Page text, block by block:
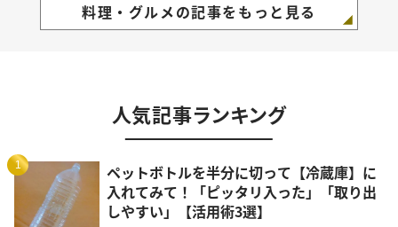
料理・グルメの記事をもっと見る
人気記事ランキング
1
ペットボトルを半分に切って【冷蔵庫】に
入れてみて！「ピッタリ入った」「取り出
しやすい」【活用術3選】